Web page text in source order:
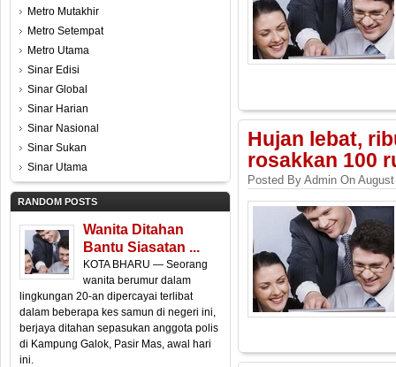
Metro Mutakhir
Metro Setempat
Metro Utama
Sinar Edisi
Sinar Global
Sinar Harian
Sinar Nasional
Sinar Sukan
Sinar Utama
RANDOM POSTS
Wanita Ditahan
Bantu Siasatan ...
KOTA BHARU — Seorang
wanita berumur dalam
lingkungan 20-an dipercayai terlibat
dalam beberapa kes samun di negeri ini,
berjaya ditahan sepasukan anggota polis
di Kampung Galok, Pasir Mas, awal hari
ini.
Hujan lebat,
rosakkan 100
Posted By Admin On